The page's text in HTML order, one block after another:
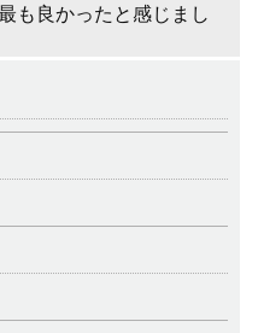
も良かったと感じまし